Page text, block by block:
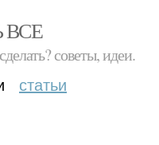
ВСЕ
советы, идеи.
статьи